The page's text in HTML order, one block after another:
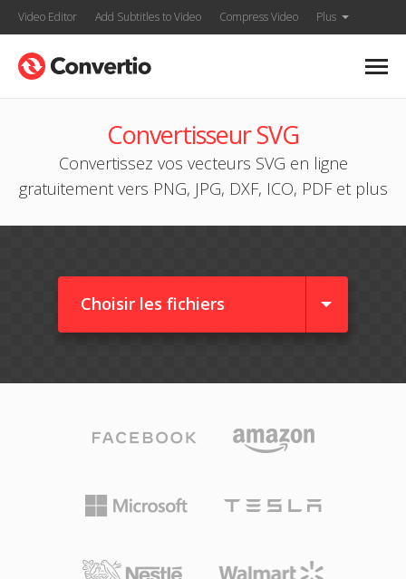
Video Editor Add Subtitles to Video Compress Video Plus
Convertisseur SVG
Convertissez vos vecteurs SVG en ligne
gratuitement vers PNG, JPG, DXF, ICO, PDF et plus
Choisir les fichiers